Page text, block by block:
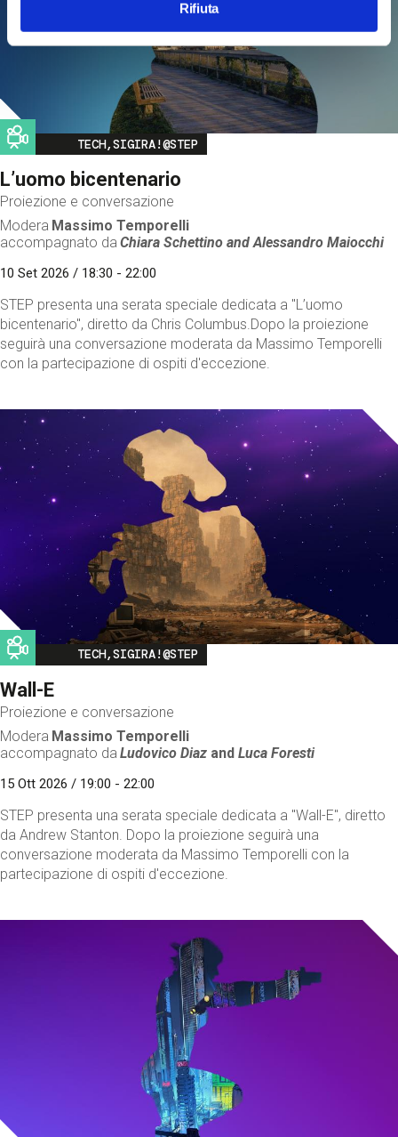
Rifiuta
Image
TECH,SIGIRA!@STEP
L’uomo bicentenario
Proiezione e conversazione
Modera Massimo Temporelli
accompagnato da Chiara Schettino andAlessandro Maiocchi
10 Set 2026 / 18:30 - 22:00
STEP presenta una serata speciale dedicata a "L’uomo
bicentenario", diretto da Chris Columbus.Dopo la proiezione
seguirà una conversazione moderata da Massimo Temporelli
con la partecipazione di ospiti d'eccezione.
Image
TECH,SIGIRA!@STEP
Wall-E
Proiezione e conversazione
Modera Massimo Temporelli
accompagnato da Ludovico Diaz andLuca Foresti
15 Ott 2026 / 19:00 - 22:00
STEP presenta una serata speciale dedicata a "Wall-E", diretto
da Andrew Stanton. Dopo la proiezione seguirà una
conversazione moderata da Massimo Temporelli con la
partecipazione di ospiti d'eccezione.